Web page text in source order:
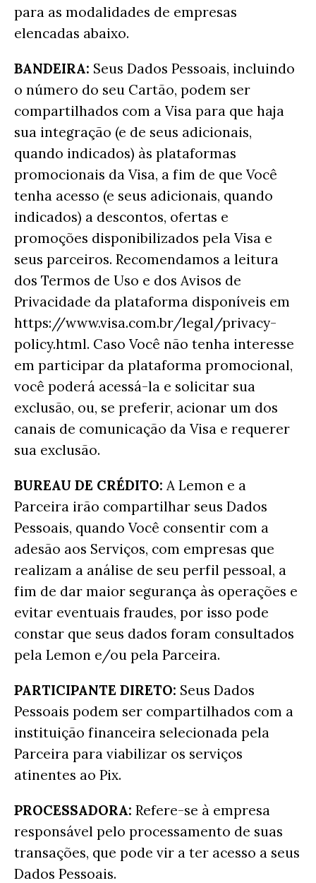
para as modalidades de empresas
elencadas abaixo.
BANDEIRA: Seus Dados Pessoais, incluindo
o número do seu Cartão, podem ser
compartilhados com a Visa para que haja
sua integração (e de seus adicionais,
quando indicados) às plataformas
promocionais da Visa, a fim de que Você
tenha acesso (e seus adicionais, quando
indicados) a descontos, ofertas e
promoções disponibilizados pela Visa e
seus parceiros. Recomendamos a leitura
dos Termos de Uso e dos Avisos de
Privacidade da plataforma disponíveis em
https://www.visa.com.br/legal/privacy-
policy.html. Caso Você não tenha interesse
em participar da plataforma promocional,
você poderá acessá-la e solicitar sua
exclusão, ou, se preferir, acionar um dos
canais de comunicação da Visa e requerer
sua exclusão.
BUREAU DE CRÉDITO: A Lemon e a
Parceira irão compartilhar seus Dados
Pessoais, quando Você consentir com a
adesão aos Serviços, com empresas que
realizam a análise de seu perfil pessoal, a
fim de dar maior segurança às operações e
evitar eventuais fraudes, por isso pode
constar que seus dados foram consultados
pela Lemon e/ou pela Parceira.
PARTICIPANTE DIRETO: Seus Dados
Pessoais podem ser compartilhados com a
instituição financeira selecionada pela
Parceira para viabilizar os serviços
atinentes ao Pix.
PROCESSADORA: Refere-se à empresa
responsável pelo processamento de suas
transações, que pode vir a ter acesso a seus
Dados Pessoais.